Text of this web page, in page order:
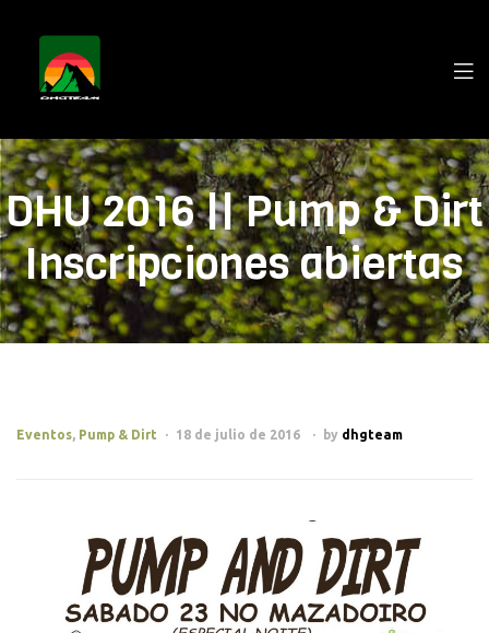
DHU 2016 || Pump & Dirt
Inscripciones abiertas
Eventos, Pump & Dirt 18 de julio de 2016 by dhgteam